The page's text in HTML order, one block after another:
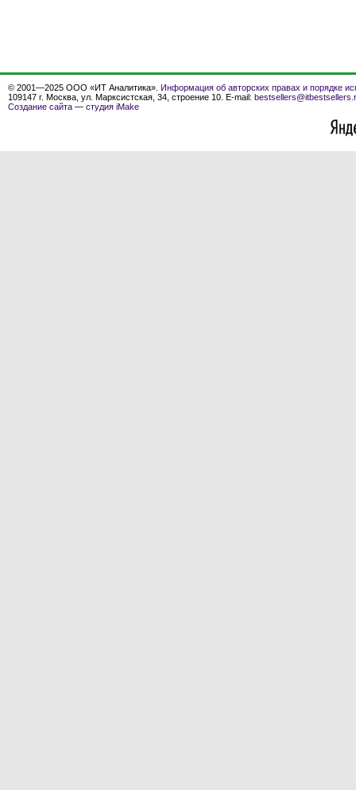
© 2001—2025 ООО «ИТ Аналитика». Информация об авторских правах и порядке
109147 г. Москва, ул. Марксистская, 34, строение 10. E-mail:
Создание сайта — студия iMake